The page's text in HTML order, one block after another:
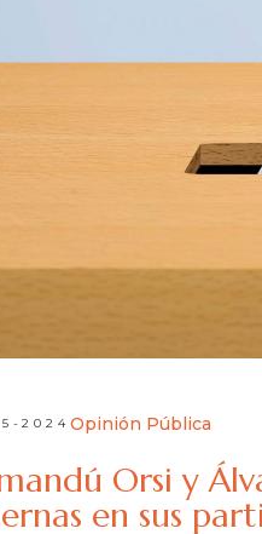
2024Opinión Pública
Orsi y
en sus